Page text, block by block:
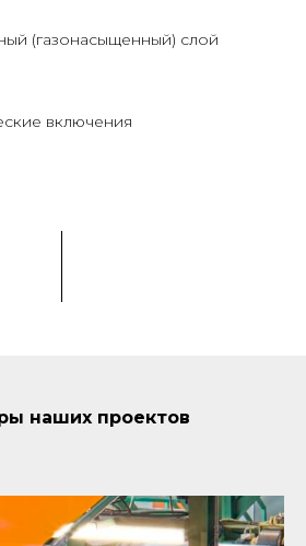
(газонасыщенный) слой
включения
наших проектов